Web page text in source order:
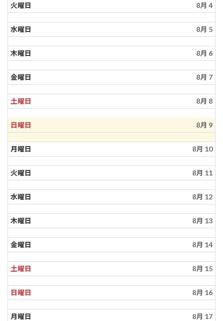
火曜日 8月 4
水曜日 8月 5
木曜日 8月 6
金曜日 8月 7
土曜日 8月 8
日曜日 8月 9
月曜日 8月 10
火曜日 8月 11
水曜日 8月 12
木曜日 8月 13
金曜日 8月 14
土曜日 8月 15
日曜日 8月 16
月曜日 8月 17